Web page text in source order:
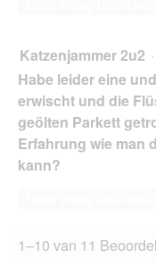
Katzenjammer 2u2 ·
Habe leider eine
erwischt und die
geölten Parkett
Erfahrung wie man
kann?
1–10 van 11